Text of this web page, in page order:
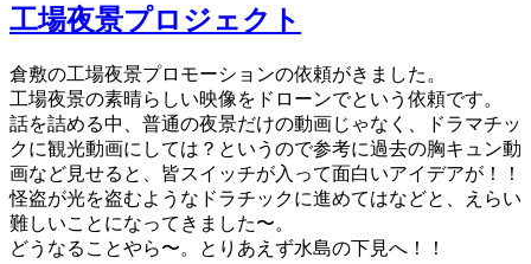
日:
工場夜景プロジェクト
倉敷の工場夜景プロモーションの依頼がきました。
工場夜景の素晴らしい映像をドローンでという依頼です。
話を詰める中、普通の夜景だけの動画じゃなく、ドラマチッ
クに観光動画にしては？というので参考に過去の胸キュン動
画など見せると、皆スイッチが入って面白いアイデアが！！
怪盗が光を盗むようなドラチックに進めてはなどと、えらい
難しいことになってきました〜。
どうなることやら〜。とりあえず水島の下見へ！！